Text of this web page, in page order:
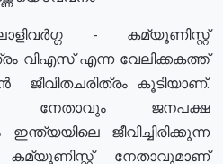
- കമ്യൂണിസ്റ്റ്
വിഎസ് എന്ന വേലിക്കകത്ത്
കൂടിയാണ്.
നേതാവും ജനപക്ഷ
ജീവിച്ചിരിക്കുന്ന
നേതാവുമാണ്